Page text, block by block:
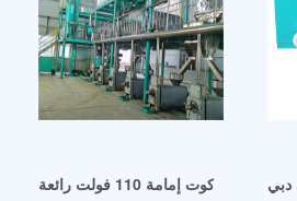
كوت إمامة 110 فولت رائعةدبي